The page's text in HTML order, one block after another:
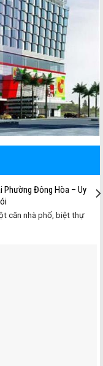
Phường Đông Hòa – Uy
căn nhà phố, biệt thự